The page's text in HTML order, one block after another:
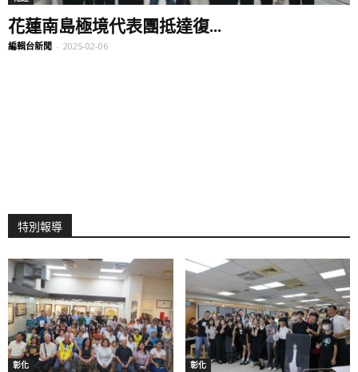
花蓮南島極境代表團抵達復...
編輯台新聞 - 2025-02-06
特別報導
彰化 彰化